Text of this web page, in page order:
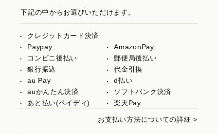
下記の中からお選びいただけます。
クレジットカード決済
Paypay
AmazonPay
コンビニ後払い
郵便局後払い
銀行振込
代金引換
au Pay
d払い
auかんたん決済
ソフトバンク決済
あと払い(ペイディ)
楽天Pay
お支払い方法についての詳細 >